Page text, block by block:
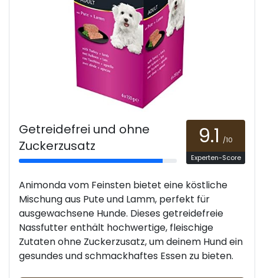
Getreidefrei und ohne
Zuckerzusatz
9.1 /10
Experten-Score
Animonda vom Feinsten bietet eine köstliche
Mischung aus Pute und Lamm, perfekt für
ausgewachsene Hunde. Dieses getreidefreie
Nassfutter enthält hochwertige, fleischige
Zutaten ohne Zuckerzusatz, um deinem Hund ein
gesundes und schmackhaftes Essen zu bieten.